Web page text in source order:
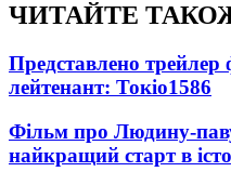
ЧИТАЙТЕ
Представлено
лейтенант: Токіо1586
Фільм про Людину-
найкращий старт в